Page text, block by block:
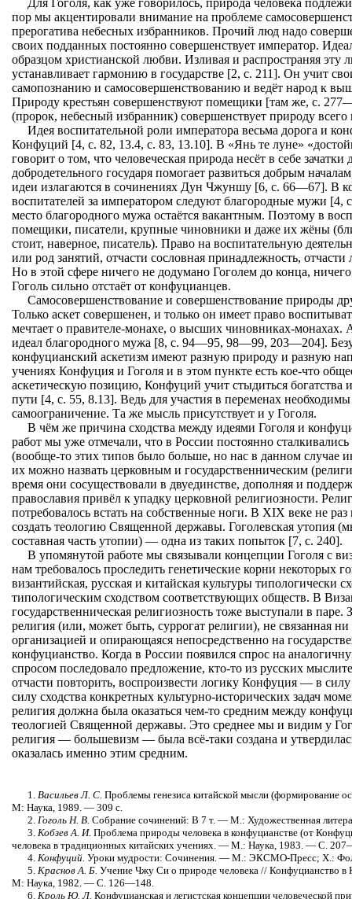
пор мы акцентировали внимание на проблеме
прерогатива небесных избранников. Прочий люд надо
своих подданных постоянно совершенствует император.
образцом христианской любви. Изливая и распространяя эту
устанавливает гармонию в государстве [2, с. 211]. Он учит
самопознанию и самосовершенствованию и ведёт народ к
Природу крестьян совершенствуют помещики [там же, с.
(пророк, небесный избранник) совершенствует природу
Идея воспитательной роли императора весьма дорога и
Конфуций [4, с. 82, 13.4, с. 83, 13.10]. В «Янь те луне»
говорит о том, что человеческая природа несёт в себе зачатки
добродетельного государя помогает развиться добрым
идеи излагаются в сочинениях Дун Чжуншу [6, с. 66—67]. В
воспитателей за императором следуют благородные мужи [4,
место благородного мужа остаётся вакантным. Поэтому в
помещики, писатели, крупные чиновники и даже их жёны
стоит, наверное, писатель). Право на воспитательную
или род занятий, отчасти сословная принадлежность,
Но в этой сфере ничего не додумано Гоголем до конца,
Гоголь сильно отстаёт от конфуцианцев.
Самосовершенствование и совершенствование природы
Только аскет совершенен, и только он имеет право
мечтает о правителе-монахе, о высших чиновниках-монахах.
идеал благородного мужа [8, с. 94—95, 98—99, 203—204].
конфуцианский аскетизм имеют разную природу и разную
учениях Конфуция и Гоголя и в этом пункте есть кое-что
аскетическую позицию, Конфуций учит стыдиться богатства и
пути [4, с. 55, 8.13]. Ведь для участия в переменах
самоограничение. Та же мысль присутствует и у Гоголя.
В чём же причина сходства между идеями Гоголя и
работ мы уже отмечали, что в России постоянно
(вообще-то этих типов было больше, но нас в данном случае
их можно назвать церковным и государственническим
время они сосуществовали в двуединстве, дополняя и
православия привёл к упадку церковной религиозности.
потребовалось встать на собственные ноги. В XIX веке не
создать теологию Священной державы. Гоголевская утопия
составная часть утопии) — одна из таких попыток [7, с. 240].
В упомянутой работе мы связывали концепции Гоголя с
нам требовалось проследить генетические корни некоторых
византийская, русская и китайская культуры типологически
типологическим сходством соответствующих обществ. В
государственническая религиозность тоже выступали в паре.
религия (или, может быть, суррогат религии), не связанная
организацией и опирающаяся непосредственно на
конфуцианство. Когда в России появился спрос на
спросом последовало предложение, кто-то из русских
отчасти повторить, воспроизвести логику Конфуция — в силу
силу сходства конкретных культурно-исторических задач
религия должна была оказаться чем-то средним между
теологией Священной державы. Это среднее мы и видим у
религия — большевизм — была всё-таки создана и
оказалась именно этим средним.
1. Васильев Л. С. Проблемы генезиса китайской мысли (формирование
М: Наука, 1989. — 309 с.
2. Гоголь Н. В. Собрание сочинений: В 7 т. — М.: Художественная
3. Кобзев А. И. Проблема природы человека в конфуцианстве (от
человека в традиционных китайских учениях. — М.: Наука, 1983. — С.
4. Конфуций. Уроки мудрости: Сочинения. — М.: ЭКСМО-Пресс; X.:
5. Краснов А. Б. Учение Чжу Си о природе человека // Конфуцианство
М: Наука, 1982. — С. 126—148.
6. Кроль Ю. Л. Конфуцианская и легистская концепции человеческой